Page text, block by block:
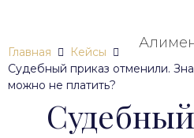
Главная
Кейсы
Судебный приказ отменили.
можно не платить?